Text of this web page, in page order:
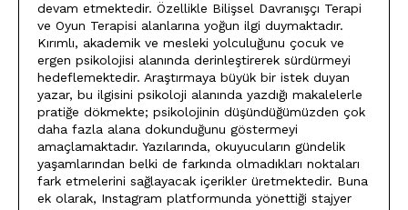
devam etmektedir. Özellikle Bilişsel Davranışçı Terapi
ve Oyun Terapisi alanlarına yoğun ilgi duymaktadır.
Kırımlı, akademik ve mesleki yolculuğunu çocuk ve
ergen psikolojisi alanında derinleştirerek sürdürmeyi
hedeflemektedir. Araştırmaya büyük bir istek duyan
yazar, bu ilgisini psikoloji alanında yazdığı makalelerle
pratiğe dökmekte; psikolojinin düşündüğümüzden çok
daha fazla alana dokunduğunu göstermeyi
amaçlamaktadır. Yazılarında, okuyucuların gündelik
yaşamlarından belki de farkında olmadıkları noktaları
fark etmelerini sağlayacak içerikler üretmektedir. Buna
ek olarak, Instagram platformunda yönettiği stajyer